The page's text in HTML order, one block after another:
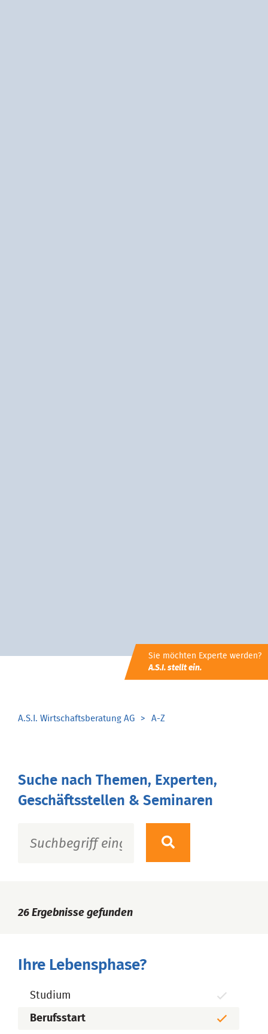
Sie möchten Experte werden?
A.S.I. stellt ein.
A.S.I. Wirtschaftsberatung AG A-Z
Suche nach Themen, Experten,
Geschäftsstellen & Seminaren
26 Ergebnisse gefunden
Ihre Lebensphase?
Studium
Berufsstart